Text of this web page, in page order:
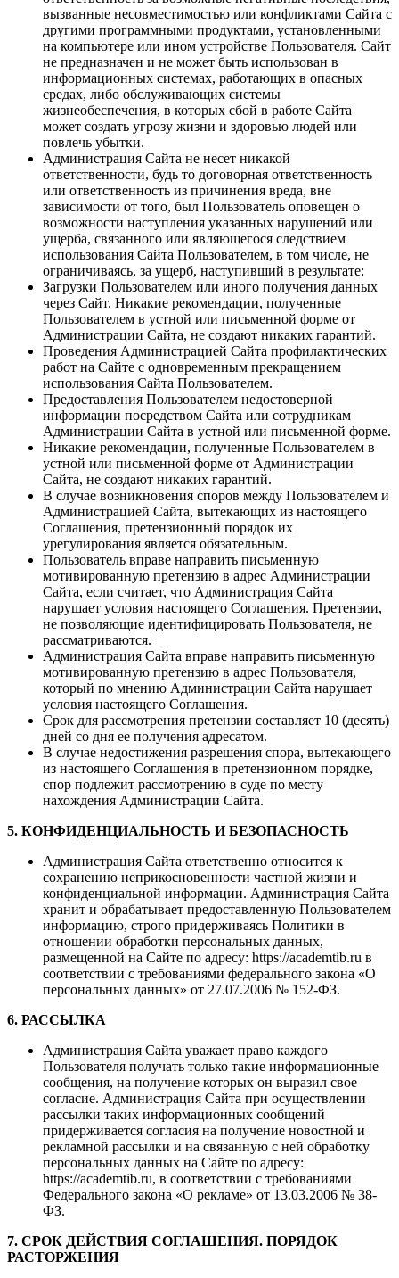
вызванные несовместимостью или конфликтами Сайта с
другими программными продуктами, установленными
на компьютере или ином устройстве Пользователя. Сайт
не предназначен и не может быть использован в
информационных системах, работающих в опасных
средах, либо обслуживающих системы
жизнеобеспечения, в которых сбой в работе Сайта
может создать угрозу жизни и здоровью людей или
повлечь убытки.
Администрация Сайта не несет никакой
ответственности, будь то договорная ответственность
или ответственность из причинения вреда, вне
зависимости от того, был Пользователь оповещен о
возможности наступления указанных нарушений или
ущерба, связанного или являющегося следствием
использования Сайта Пользователем, в том числе, не
ограничиваясь, за ущерб, наступивший в результате:
Загрузки Пользователем или иного получения данных
через Сайт. Никакие рекомендации, полученные
Пользователем в устной или письменной форме от
Администрации Сайта, не создают никаких гарантий.
Проведения Администрацией Сайта профилактических
работ на Сайте с одновременным прекращением
использования Сайта Пользователем.
Предоставления Пользователем недостоверной
информации посредством Сайта или сотрудникам
Администрации Сайта в устной или письменной форме.
Никакие рекомендации, полученные Пользователем в
устной или письменной форме от Администрации
Сайта, не создают никаких гарантий.
В случае возникновения споров между Пользователем и
Администрацией Сайта, вытекающих из настоящего
Соглашения, претензионный порядок их
урегулирования является обязательным.
Пользователь вправе направить письменную
мотивированную претензию в адрес Администрации
Сайта, если считает, что Администрация Сайта
нарушает условия настоящего Соглашения. Претензии,
не позволяющие идентифицировать Пользователя, не
рассматриваются.
Администрация Сайта вправе направить письменную
мотивированную претензию в адрес Пользователя,
который по мнению Администрации Сайта нарушает
условия настоящего Соглашения.
Срок для рассмотрения претензии составляет 10 (десять)
дней со дня ее получения адресатом.
В случае недостижения разрешения спора, вытекающего
из настоящего Соглашения в претензионном порядке,
спор подлежит рассмотрению в суде по месту
нахождения Администрации Сайта.
5. КОНФИДЕНЦИАЛЬНОСТЬ И БЕЗОПАСНОСТЬ
Администрация Сайта ответственно относится к
сохранению неприкосновенности частной жизни и
конфиденциальной информации. Администрация Сайта
хранит и обрабатывает предоставленную Пользователем
информацию, строго придерживаясь Политики в
отношении обработки персональных данных,
размещенной на Сайте по адресу: https://academtib.ru в
соответствии с требованиями федерального закона «О
персональных данных» от 27.07.2006 № 152-ФЗ.
6. РАССЫЛКА
Администрация Сайта уважает право каждого
Пользователя получать только такие информационные
сообщения, на получение которых он выразил свое
согласие. Администрация Сайта при осуществлении
рассылки таких информационных сообщений
придерживается согласия на получение новостной и
рекламной рассылки и на связанную с ней обработку
персональных данных на Сайте по адресу:
https://academtib.ru, в соответствии с требованиями
Федерального закона «О рекламе» от 13.03.2006 № 38-
ФЗ.
7. СРОК ДЕЙСТВИЯ СОГЛАШЕНИЯ. ПОРЯДОК
РАСТОРЖЕНИЯ